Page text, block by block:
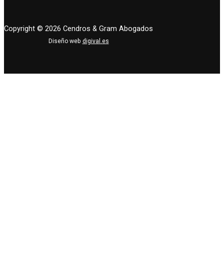
Copyright © 2026 Cendros & Gram Abogados
Diseño web digival.es